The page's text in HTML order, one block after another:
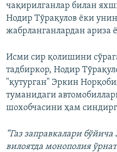
чақирилганлар билан
Нодир Тўрақулов ёки
жабрланганлардан ариза
Исми сир қолишини
тадбиркор, Нодир
"қутурган" Эркин
туманидаги
шохобчасини ҳам
“Газ заправкалари
вилоятда монополия